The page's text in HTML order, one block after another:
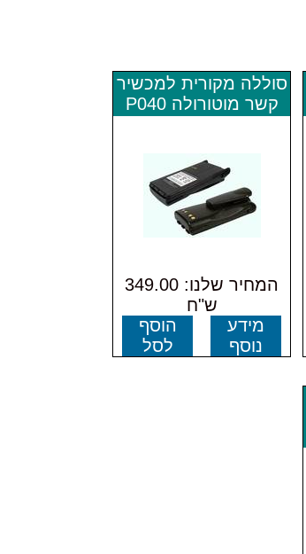
סוללה מקורית למכשיר
קשר מוטורולה P040
המחיר שלנו: 349.00
ש"ח
מידע
נוסף
הוסף
לסל